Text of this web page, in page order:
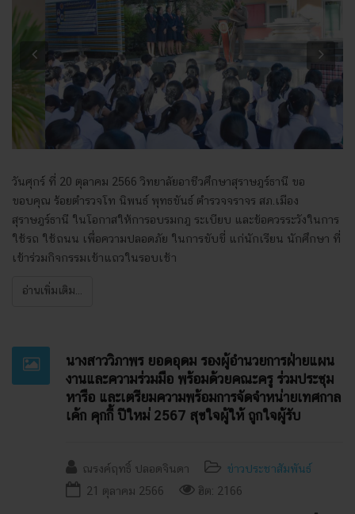
Previous Next
วันศุกร์ ที่ 20 ตุลาคม 2566 วิทยาลัยอาชีวศึกษาสุราษฎร์ธานี ขอ
ขอบคุณ ร้อยตำรวจโท นิพนธ์ พุทธขันธ์ ตำรวจจราจร สภ.เมือง
สุราษฎร์ธานี ในโอกาสให้การอบรมกฎ ระเบียบ และข้อควรระวังในการ
ใช้รถ ใช้ถนน เพื่อความปลอดภัย ในการขับขี่ แก่นักเรียน นักศึกษา ที่
เข้าร่วมกิจกรรมเข้าแถวในรอบเช้า
อ่านเพิ่มเติม...
นางสาววิภาพร ยอดอุดม รองผู้อำนวยการฝ่ายแผน
งานและความร่วมมือ พร้อมด้วยคณะครู ร่วมประชุม
หารือ และเตรียมความพร้อมการจัดจำหน่ายเทศกาล
เค้ก คุกกี้ ปีใหม่ 2567 สุขใจผู้ให้ ถูกใจผู้รับ
ณรงค์ฤทธิ์ ปลอดจินดา
ข่าวประชาสัมพันธ์
21 ตุลาคม 2566
ฮิต: 2166